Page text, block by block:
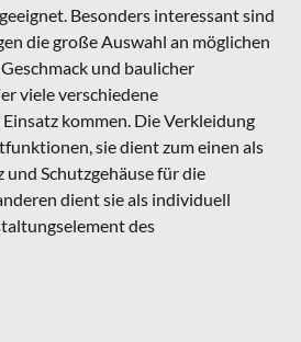
Besonders interessant sind
die große Auswahl an möglichen
und baulicher
viele verschiedene
kommen. Die Verkleidung
sie dient zum einen als
Schutzgehäuse für die
dient sie als individuell
des